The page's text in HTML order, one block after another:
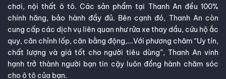
chơi, nội thất ô tô. Các sản phẩm tại Thanh An đều 100%
chính hãng, bảo hành đầy đủ. Bên cạnh đó, Thanh An còn
cung cấp các dịch vụ liên quan như rửa xe thay dầu, cứu hộ ắc
quy, căn chỉnh lốp, cân bằng động,...Với phương châm “Uy tín,
chất lượng và giá tốt cho người tiêu dùng”, Thanh An vinh
hạnh trở thành người bạn tin cậy luôn đồng hành chăm sóc
cho ô tô của bạn.